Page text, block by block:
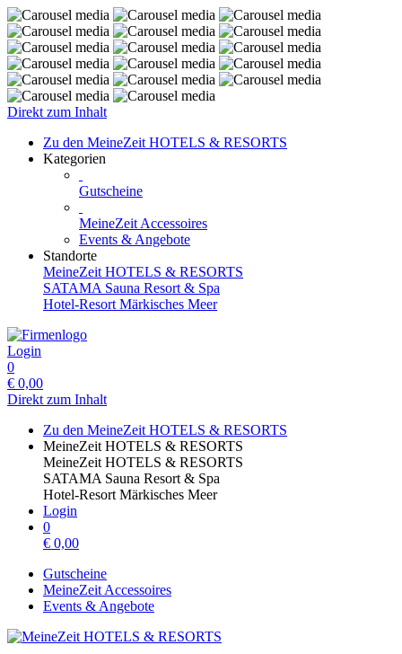
Direkt zum Inhalt
Zu den MeineZeit HOTELS & RESORTS
Kategorien
Gutscheine
MeineZeit Accessoires
Events & Angebote
Standorte
MeineZeit HOTELS & RESORTS
SATAMA Sauna Resort & Spa
Hotel-Resort Märkisches Meer
Login
0
€ 0,00
Direkt zum Inhalt
Zu den MeineZeit HOTELS & RESORTS
MeineZeit HOTELS & RESORTS
MeineZeit HOTELS & RESORTS
SATAMA Sauna Resort & Spa
Hotel-Resort Märkisches Meer
Login
0
€ 0,00
Gutscheine
MeineZeit Accessoires
Events & Angebote